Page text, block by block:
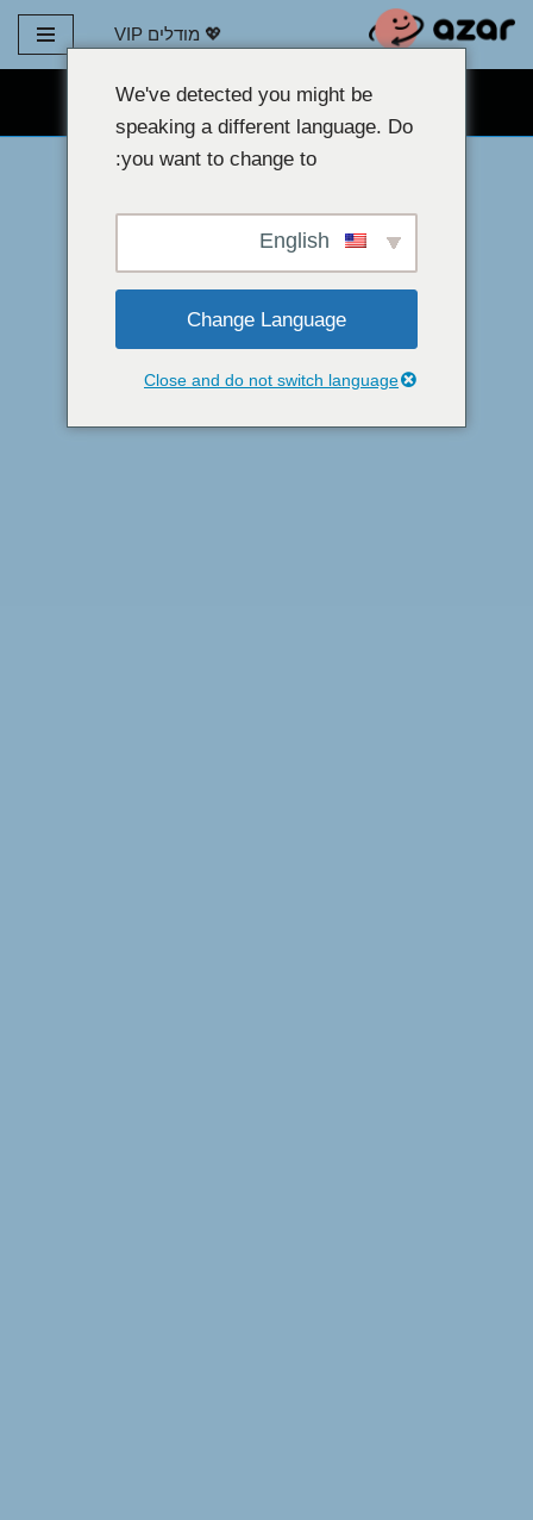
💖 מודלים VIP
צ'אט מצלמת אינטרנט בחינם 👉
We've detected you might be
speaking a different language. Do
you want to change to:
Change Language
Close and do not switch language